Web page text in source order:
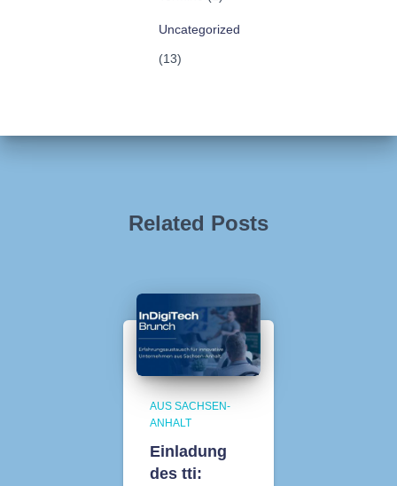
Uncategorized
(13)
Related Posts
AUS SACHSEN-
ANHALT
Einladung
des tti: